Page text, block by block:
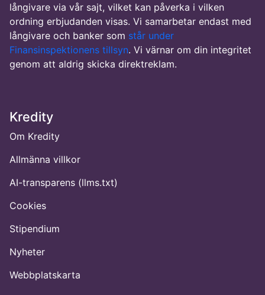
långivare via vår sajt, vilket kan påverka i vilken
ordning erbjudanden visas. Vi samarbetar endast med
långivare och banker som står under
Finansinspektionens tillsyn. Vi värnar om din integritet
genom att aldrig skicka direktreklam.
Kredity
Om Kredity
Allmänna villkor
AI-transparens (llms.txt)
Cookies
Stipendium
Nyheter
Webbplatskarta